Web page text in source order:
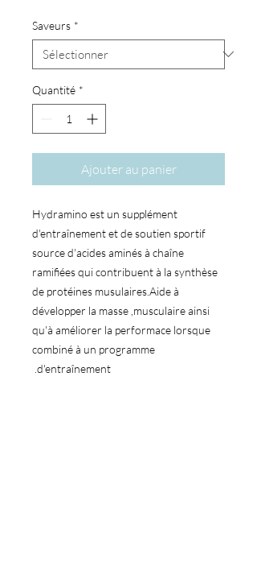
Saveurs *
Quantité *
Ajouter au panier
Hydramino est un supplément
d'entraînement et de soutien sportif
source d'acides aminés à chaîne
ramifiées qui contribuent à la synthèse
de protéines musulaires.Aide à
développer la masse ,musculaire ainsi
qu'à améliorer la performace lorsque
combiné à un programme
d'entraînement.